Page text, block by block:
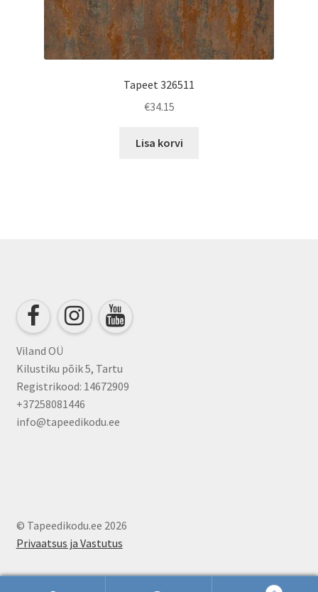
Tapeet 326511
€34.15
Lisa korvi
Viland OÜ
Kilustiku põik 5, Tartu
Registrikood: 14672909
+37258081446
info@tapeedikodu.ee
© Tapeedikodu.ee 2026
Privaatsus ja Vastutus